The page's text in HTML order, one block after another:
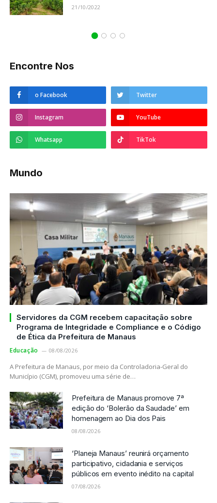
21/10/2022
Encontre Nos
o Facebook Twitter
Instagram YouTube
Whatsapp TikTok
Mundo
Servidores da CGM recebem capacitação sobre
Programa de Integridade e Compliance e o Código
de Ética da Prefeitura de Manaus
Educação 08/08/2026
A Prefeitura de Manaus, por meio da Controladoria-Geral do
Município (CGM), promoveu uma série de…
Prefeitura de Manaus promove 7ª
edição do ‘Bolerão da Saudade’ em
homenagem ao Dia dos Pais
08/08/2026
‘Planeja Manaus’ reunirá orçamento
participativo, cidadania e serviços
públicos em evento inédito na capital
07/08/2026